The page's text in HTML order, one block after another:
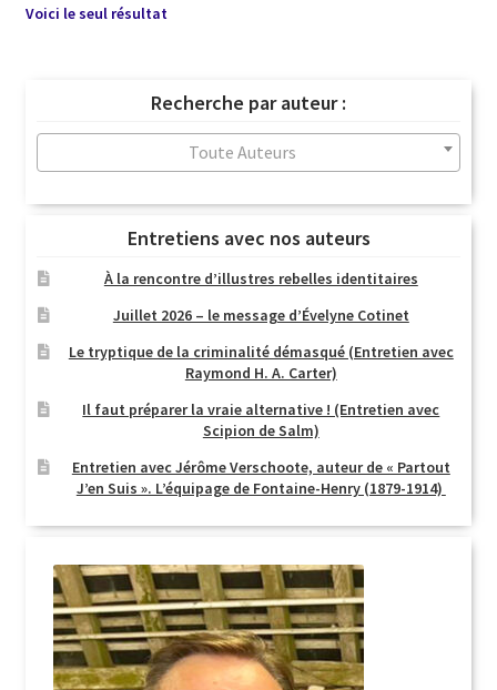
Voici le seul résultat
Recherche par auteur :
Toute Auteurs
Entretiens avec nos auteurs
À la rencontre d’illustres rebelles identitaires
Juillet 2026 – le message d’Évelyne Cotinet
Le tryptique de la criminalité démasqué (Entretien avec
Raymond H. A. Carter)
Il faut préparer la vraie alternative ! (Entretien avec
Scipion de Salm)
Entretien avec Jérôme Verschoote, auteur de « Partout
J’en Suis ». L’équipage de Fontaine-Henry (1879-1914)